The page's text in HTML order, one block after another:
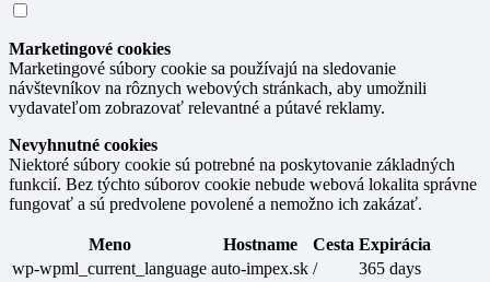
Marketingové cookies
Marketingové súbory cookie sa používajú na sledovanie
návštevníkov na rôznych webových stránkach, aby umožnili
vydavateľom zobrazovať relevantné a pútavé reklamy.
Nevyhnutné cookies
Niektoré súbory cookie sú potrebné na poskytovanie základných
funkcií. Bez týchto súborov cookie nebude webová lokalita správne
fungovať a sú predvolene povolené a nemožno ich zakázať.
Meno Hostname Cesta Expirácia
wp-wpml_current_language auto-impex.sk / 365 days